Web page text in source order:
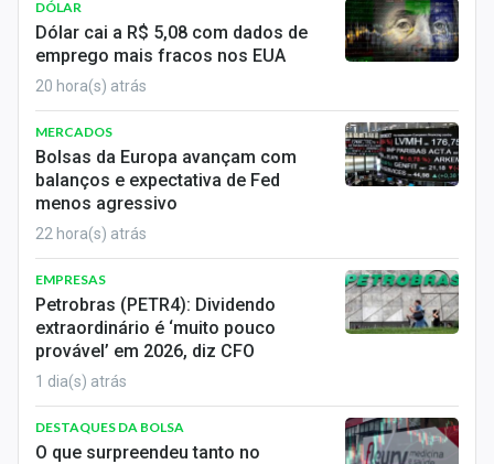
DÓLAR
Dólar cai a R$ 5,08 com dados de
emprego mais fracos nos EUA
20 hora(s) atrás
MERCADOS
Bolsas da Europa avançam com
balanços e expectativa de Fed
menos agressivo
22 hora(s) atrás
EMPRESAS
Petrobras (PETR4): Dividendo
extraordinário é ‘muito pouco
provável’ em 2026, diz CFO
1 dia(s) atrás
DESTAQUES DA BOLSA
O que surpreendeu tanto no